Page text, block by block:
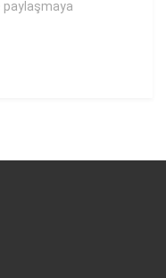
paylaşmaya